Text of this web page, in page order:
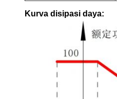
Kurva disipasi daya: